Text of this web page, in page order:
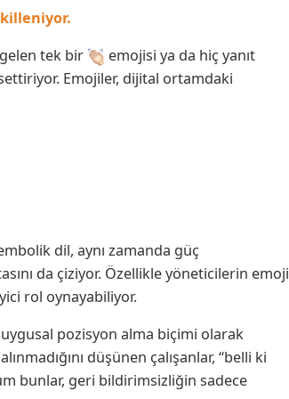
gelen tek bir
emojisi ya da hiç yanıt
Emojiler, dijital ortamdaki
dil, aynı zamanda güç
da çiziyor. Özellikle yöneticilerin emoji
rol oynayabiliyor.
pozisyon alma biçimi olarak
düşünen çalışanlar, “belli ki
bunlar, geri bildirimsizliğin sadece